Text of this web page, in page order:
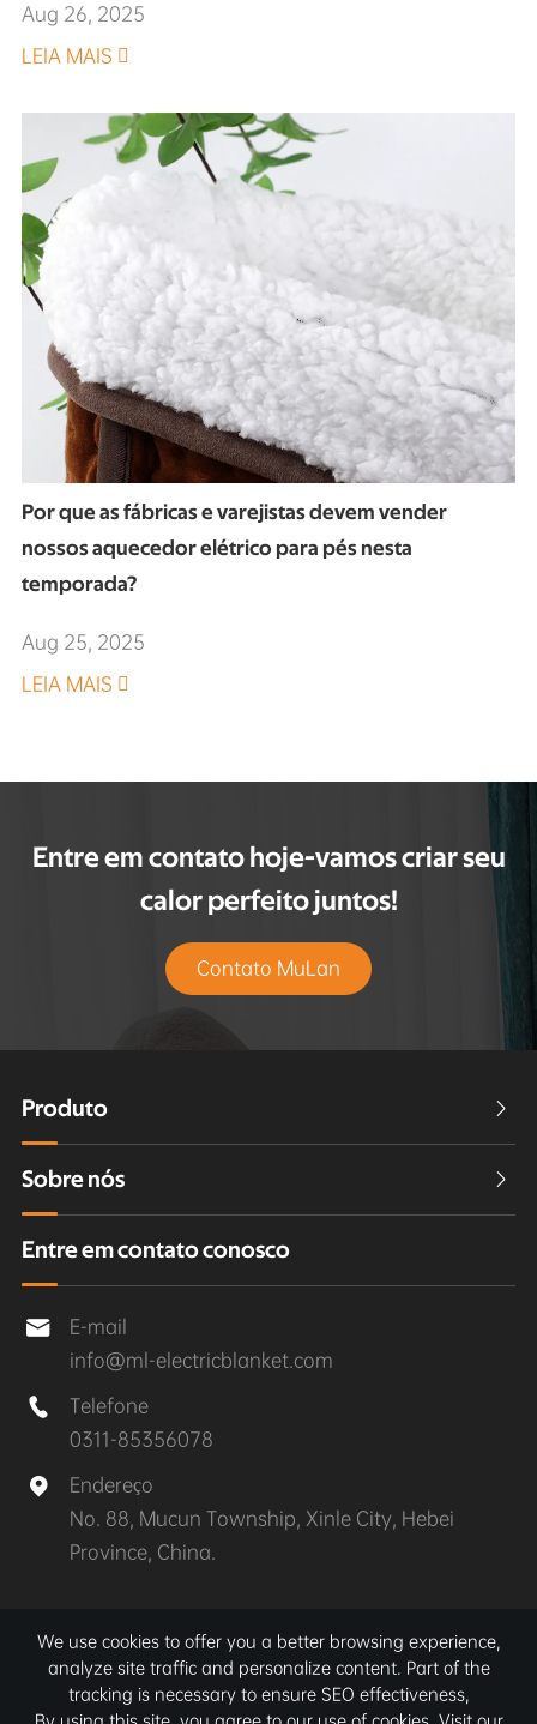
Aug 26, 2025
LEIA MAIS 
Por que as fábricas e varejistas devem vender
nossos aquecedor elétrico para pés nesta
temporada?
Aug 25, 2025
LEIA MAIS 
Entre em contato hoje-vamos criar seu
calor perfeito juntos!
Contato MuLan
Produto 
Sobre nós 
Entre em contato conosco

E-mail
info@ml-electricblanket.com

Telefone
0311-85356078

Endereço
No. 88, Mucun Township, Xinle City, Hebei
Province, China.
Direitos autorais©Xinle MuLan Electrical Appliances
Co., Ltd.Todos os direitos reservados.
Sitemap
| Política de Privacidade
We use cookies to offer you a better browsing experience,
analyze site traffic and personalize content. Part of the
tracking is necessary to ensure SEO effectiveness,